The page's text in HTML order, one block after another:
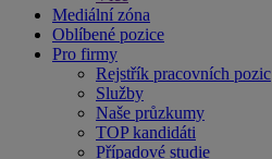
Mediální zóna
Oblíbené pozice
Pro firmy
Rejstřík pracovních pozic
Služby
Naše průzkumy
TOP kandidáti
Případové studie